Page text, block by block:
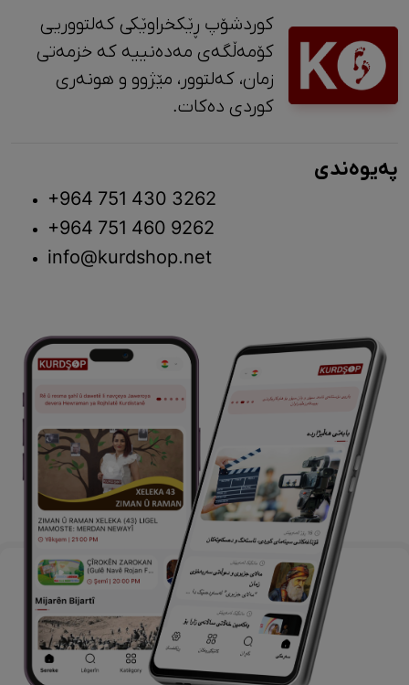
کوردشۆپ ڕێکخراوێکی کەلتووریی
کۆمەڵگەی مەدەنییە کە خزمەتی
زمان، کەلتوور، مێژوو و ‎هونەری
کوردی دەکات.
پەیوەندی
+964 751 430 3262
+964 751 460 9262
info@kurdshop.net